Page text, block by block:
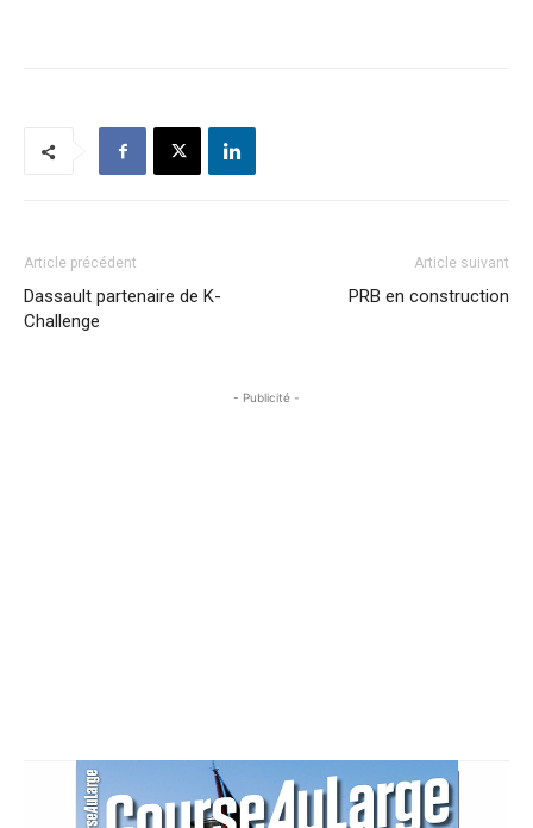
Article précédent
Dassault partenaire de K-
Challenge
Article suivant
PRB en construction
- Publicité -